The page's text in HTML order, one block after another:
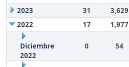
2023
31 3,629
2022
17 1,977
Diciembre
2022
0 54